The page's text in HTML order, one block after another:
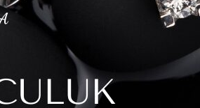
Belli Oldu
Tarihleri